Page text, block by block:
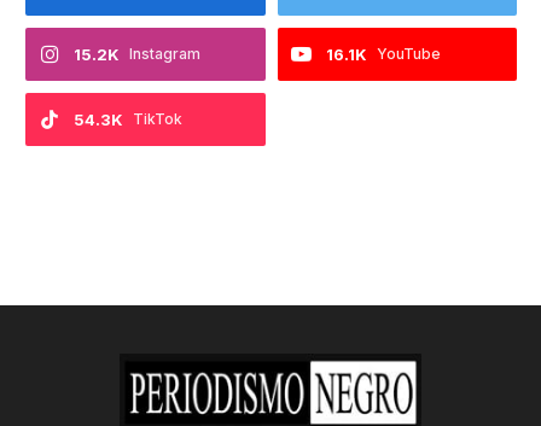
Instagram
15.2K YouTube
16.1K
TikTok
54.3K